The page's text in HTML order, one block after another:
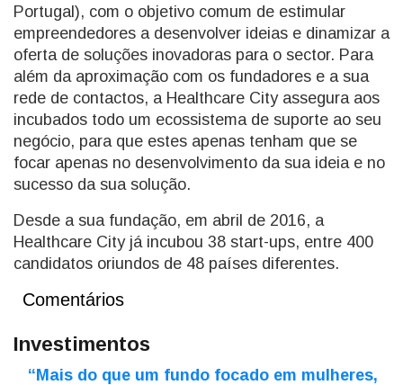
Portugal), com o objetivo comum de estimular
empreendedores a desenvolver ideias e dinamizar a
oferta de soluções inovadoras para o sector. Para
além da aproximação com os fundadores e a sua
rede de contactos, a Healthcare City assegura aos
incubados todo um ecossistema de suporte ao seu
negócio, para que estes apenas tenham que se
focar apenas no desenvolvimento da sua ideia e no
sucesso da sua solução.
Desde a sua fundação, em abril de 2016, a
Healthcare City já incubou 38 start-ups, entre 400
candidatos oriundos de 48 países diferentes.
Comentários
Investimentos
“Mais do que um fundo focado em mulheres,